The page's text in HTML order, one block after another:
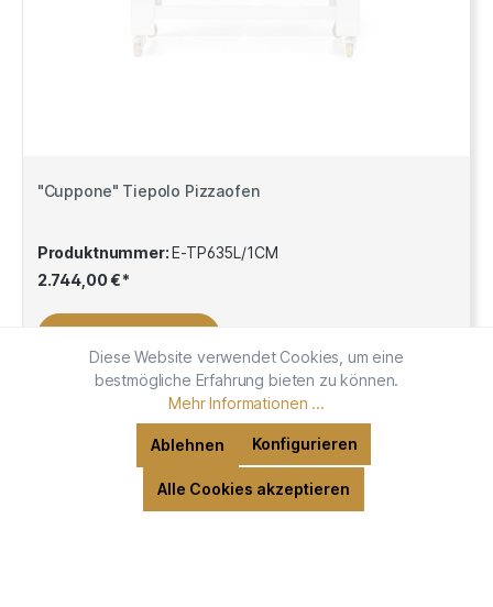
"Cuppone" Tiepolo Pizzaofen
Produktnummer:E-TP635L/1CM
2.744,00 €*
Diese Website verwendet Cookies, um eine
bestmögliche Erfahrung bieten zu können.
Mehr Informationen ...
Ablehnen Konfigurieren
Alle Cookies akzeptieren